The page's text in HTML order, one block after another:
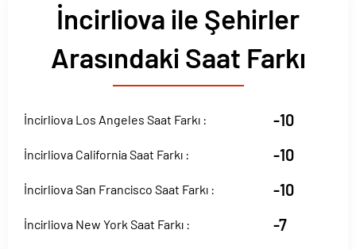
İncirliova ile Şehirler
Arasındaki Saat Farkı
İncirliova Los Angeles Saat Farkı : -10
İncirliova California Saat Farkı : -10
İncirliova San Francisco Saat Farkı : -10
İncirliova New York Saat Farkı : -7